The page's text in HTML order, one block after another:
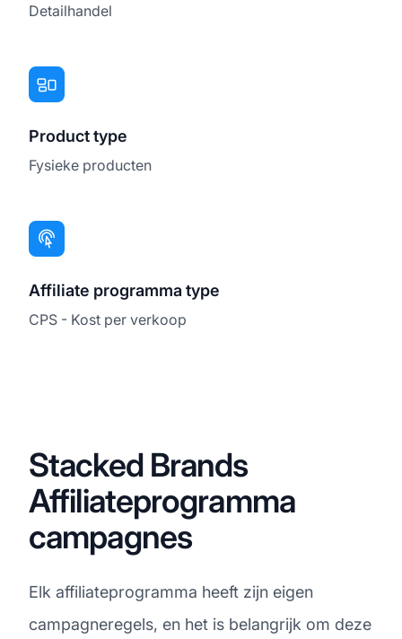
Detailhandel
Product type
Fysieke producten
Affiliate programma type
CPS - Kost per verkoop
Stacked Brands
Affiliateprogramma
campagnes
Elk affiliateprogramma heeft zijn eigen
campagneregels, en het is belangrijk om deze